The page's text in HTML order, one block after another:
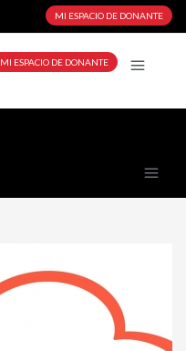
MI ESPACIO DE DONANTE
MI ESPACIO DE DONANTE